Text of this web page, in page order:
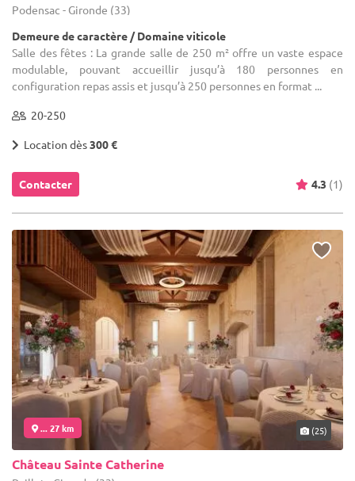
Podensac - Gironde (33)
Demeure de caractère / Domaine viticole
Salle des fêtes : La grande salle de 250 m² offre un vaste espace
modulable, pouvant accueillir jusqu’à 180 personnes en
configuration repas assis et jusqu’à 250 personnes en format ...
20-250
Location dès300 €
Contacter 4.3 (1)
... 27 km (25)
Château Sainte Catherine